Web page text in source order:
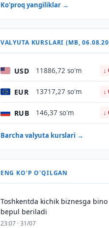
Ko'proq yangiliklar →
VALYUTA KURSLARI (MB,
USD 11886,72 so'm ↓
EUR 13717,27 so'm ↓
RUB 146,37 so'm ↓
Barcha valyuta kurslari →
ENG KO'P O'QILGAN
Toshkentda kichik biznesga bino
bepul beriladi
23:07 · 31/07